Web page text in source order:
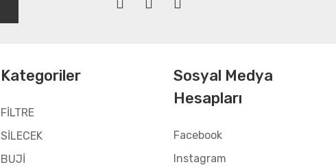
Kategoriler
FİLTRE
SİLECEK
BUJİ
Sosyal Medya
Hesapları
Facebook
Instagram